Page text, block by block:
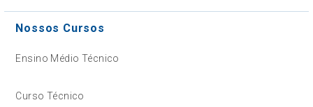
Nossos Cursos
Ensino Médio Técnico
Curso Técnico